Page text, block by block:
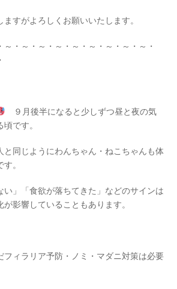
すがよろしくお願いいたします。
～・～・～・～・～・～・～・～・～・
９月後半になると少しずつ昼と夜の気
です。
と同じようにわんちゃん・ねこちゃんも体
。
い」「食欲が落ちてきた」などのサインは
影響していることもあります。
フィラリア予防・ノミ・マダニ対策は必要